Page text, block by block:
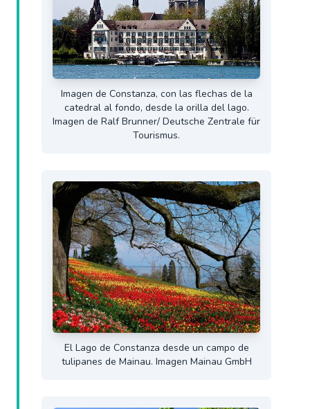
Imagen de Constanza, con las flechas de la
catedral al fondo, desde la orilla del lago.
Imagen de Ralf Brunner/ Deutsche Zentrale für
Tourismus.
El Lago de Constanza desde un campo de
tulipanes de Mainau. Imagen Mainau GmbH